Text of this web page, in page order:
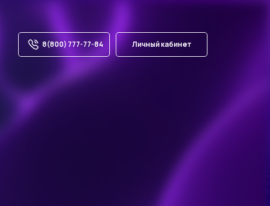
8(800) 777-77-84 Личный кабинет